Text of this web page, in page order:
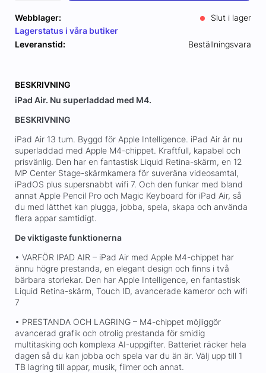
Webblager:
Slut i lager
Lagerstatus i våra butiker
Leveranstid:
Beställningsvara
BESKRIVNING
iPad Air. Nu superladdad med M4.
BESKRIVNING
iPad Air 13 tum. Byggd för Apple Intelligence. iPad Air är nu
superladdad med Apple M4-chippet. Kraftfull, kapabel och
prisvänlig. Den har en fantastisk Liquid Retina-skärm, en 12
MP Center Stage-skärmkamera för suveräna videosamtal,
iPadOS plus supersnabbt wifi 7. Och den funkar med bland
annat Apple Pencil Pro och Magic Keyboard för iPad Air, så
du med lätthet kan plugga, jobba, spela, skapa och använda
flera appar samtidigt.
De viktigaste funktionerna
• VARFÖR IPAD AIR – iPad Air med Apple M4-chippet har
ännu högre prestanda, en elegant design och finns i två
bärbara storlekar. Den har Apple Intelligence, en fantastisk
Liquid Retina-skärm, Touch ID, avancerade kameror och wifi
7
• PRESTANDA OCH LAGRING – M4-chippet möjliggör
avancerad grafik och otrolig prestanda för smidig
multitasking och komplexa AI-uppgifter. Batteriet räcker hela
dagen så du kan jobba och spela var du än är. Välj upp till 1
TB lagring till appar, musik, filmer och annat.